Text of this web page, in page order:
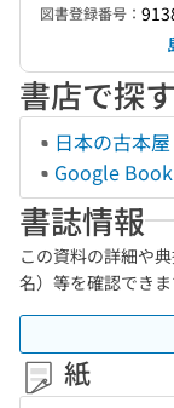
図書登録番号：
書店で探す
日本の古本屋
Google
書誌情報
この資料の詳細や
名）等を確認できま
紙